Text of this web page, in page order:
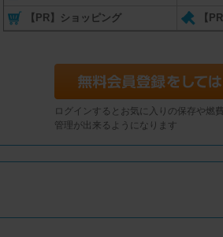
【PR】ショッピング 【
ログインするとお気に入りの保存や燃
管理が出来るようになります